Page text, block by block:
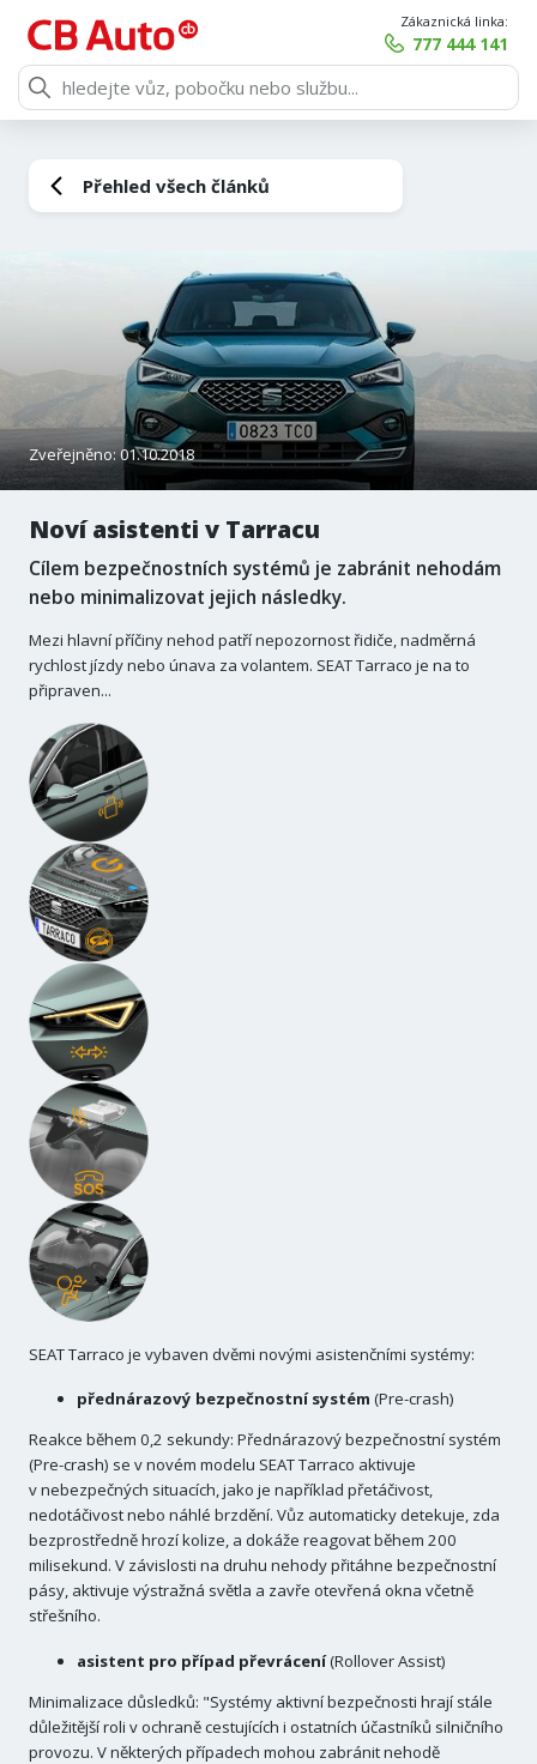
Zákaznická linka:
777 444 141
Přehled všech článků
Zveřejněno: 01.10.2018
Noví asistenti v Tarracu
Cílem bezpečnostních systémů je zabránit nehodám
nebo minimalizovat jejich následky.
Mezi hlavní příčiny nehod patří nepozornost řidiče, nadměrná
rychlost jízdy nebo únava za volantem. SEAT Tarraco je na to
připraven...
SEAT Tarraco je vybaven dvěmi novými asistenčními systémy:
přednárazový bezpečnostní systém (Pre-crash)
Reakce během 0,2 sekundy: Přednárazový bezpečnostní systém
(Pre-crash) se v novém modelu SEAT Tarraco aktivuje
v nebezpečných situacích, jako je například přetáčivost,
nedotáčivost nebo náhlé brzdění. Vůz automaticky detekuje, zda
bezprostředně hrozí kolize, a dokáže reagovat během 200
milisekund. V závislosti na druhu nehody přitáhne bezpečnostní
pásy, aktivuje výstražná světla a zavře otevřená okna včetně
střešního.
asistent pro případ převrácení(Rollover Assist)
Minimalizace důsledků: "Systémy aktivní bezpečnosti hrají stále
důležitější roli v ochraně cestujících i ostatních účastníků silničního
provozu. V některých případech mohou zabránit nehodě